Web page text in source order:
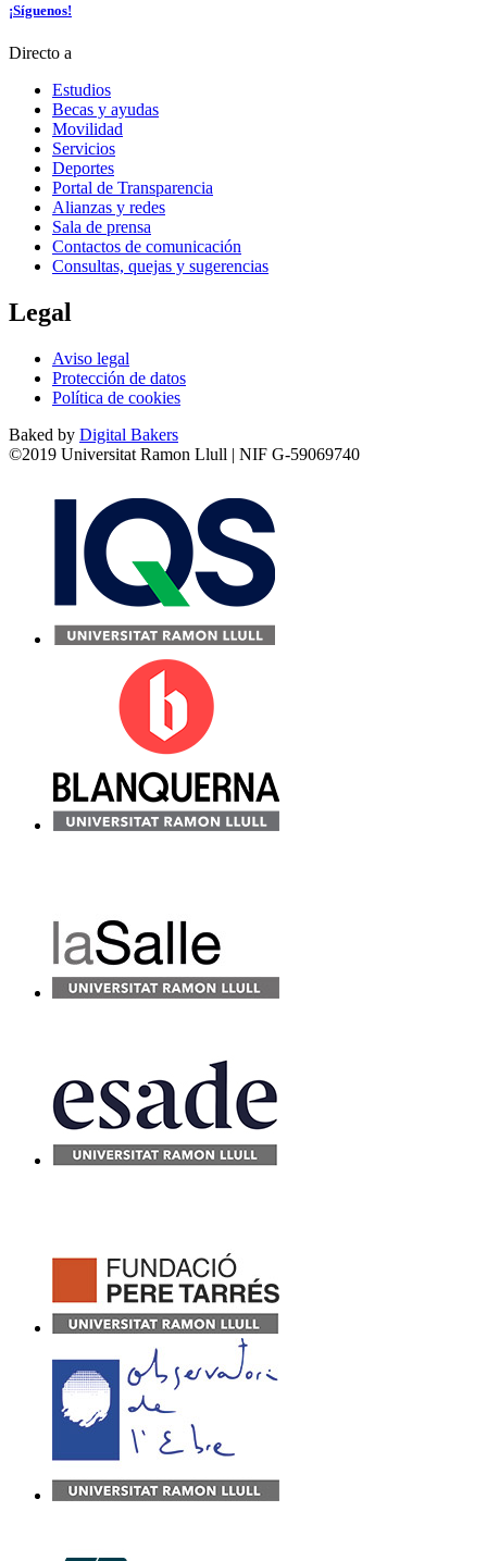
¡Síguenos!
Directo a
Estudios
Becas y ayudas
Movilidad
Servicios
Deportes
Portal de Transparencia
Alianzas y redes
Sala de prensa
Contactos de comunicación
Consultas, quejas y sugerencias
Legal
Aviso legal
Protección de datos
Política de cookies
Baked by Digital Bakers
©2019 Universitat Ramon Llull | NIF G-59069740